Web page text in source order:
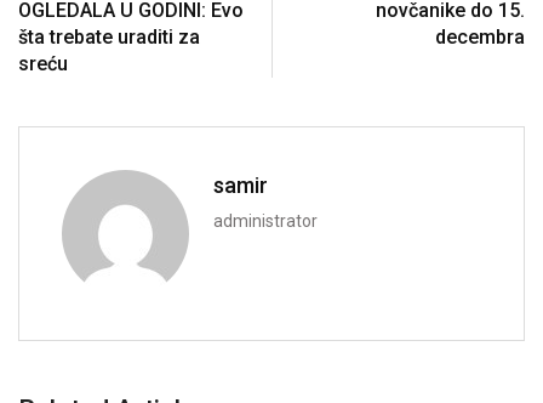
OGLEDALA U GODINI: Evo
šta trebate uraditi za
sreću
novčanike do 15.
decembra
samir
administrator